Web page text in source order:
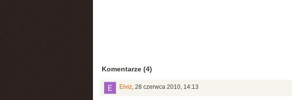
Komentarze (4)
Elviz, 28 czerwca 2010, 14:13